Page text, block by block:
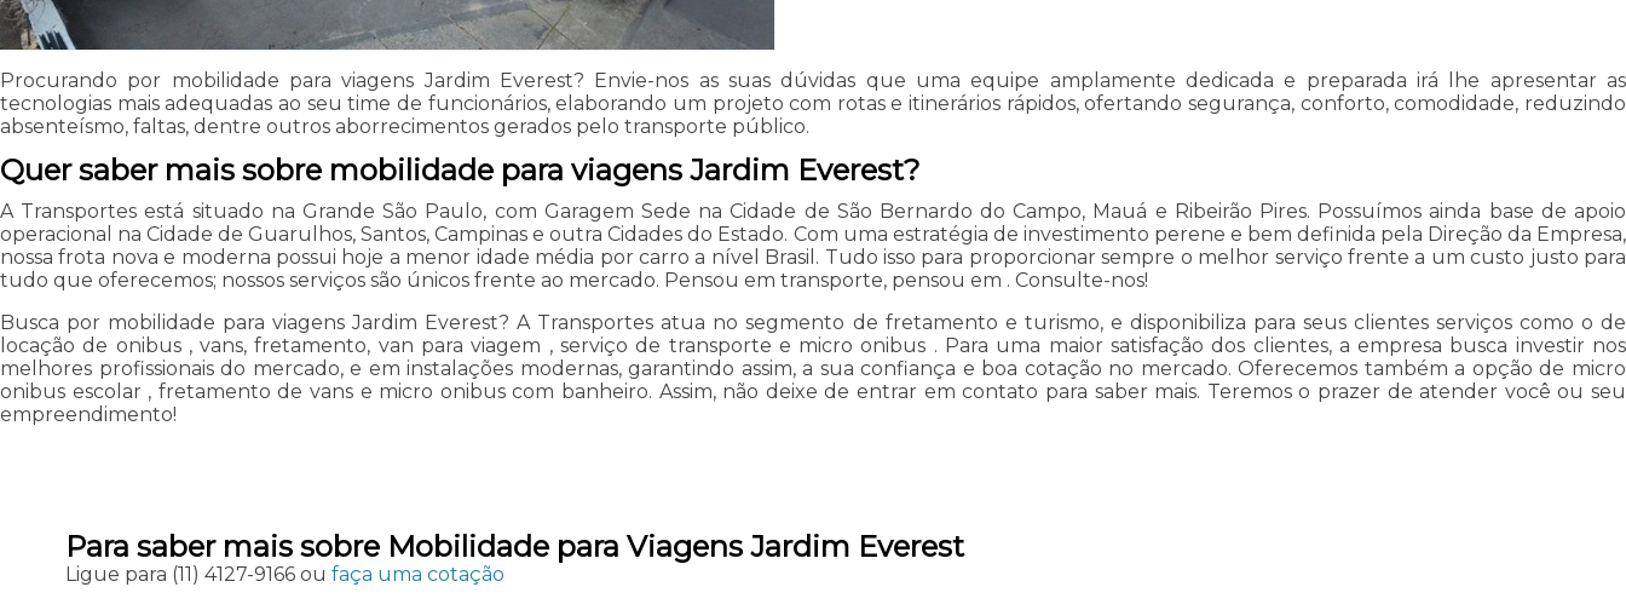
Procurando por mobilidade para viagens Jardim Everest? Envie-nos as suas dúvidas que uma equipe amplamente dedicada e preparada irá lhe apresentar as
tecnologias mais adequadas ao seu time de funcionários, elaborando um projeto com rotas e itinerários rápidos, ofertando segurança, conforto, comodidade, reduzindo
absenteísmo, faltas, dentre outros aborrecimentos gerados pelo transporte público.
Quer saber mais sobre mobilidade para viagens Jardim Everest?
A Transportes está situado na Grande São Paulo, com Garagem Sede na Cidade de São Bernardo do Campo, Mauá e Ribeirão Pires. Possuímos ainda base de apoio
operacional na Cidade de Guarulhos, Santos, Campinas e outra Cidades do Estado. Com uma estratégia de investimento perene e bem definida pela Direção da Empresa,
nossa frota nova e moderna possui hoje a menor idade média por carro a nível Brasil. Tudo isso para proporcionar sempre o melhor serviço frente a um custo justo para
tudo que oferecemos; nossos serviços são únicos frente ao mercado. Pensou em transporte, pensou em . Consulte-nos!
Busca por mobilidade para viagens Jardim Everest? A Transportes atua no segmento de fretamento e turismo, e disponibiliza para seus clientes serviços como o de
locação de onibus , vans, fretamento, van para viagem , serviço de transporte e micro onibus . Para uma maior satisfação dos clientes, a empresa busca investir nos
melhores profissionais do mercado, e em instalações modernas, garantindo assim, a sua confiança e boa cotação no mercado. Oferecemos também a opção de micro
onibus escolar , fretamento de vans e micro onibus com banheiro. Assim, não deixe de entrar em contato para saber mais. Teremos o prazer de atender você ou seu
empreendimento!
Para saber mais sobre Mobilidade para Viagens Jardim Everest
Ligue para (11) 4127-9166ou faça uma cotação